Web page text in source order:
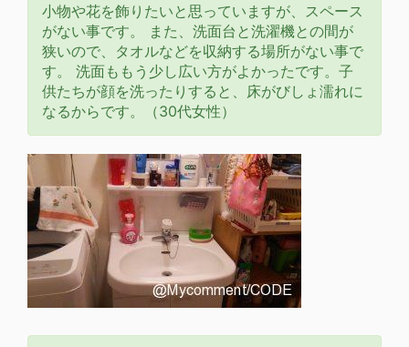
小物や花を飾りたいと思っていますが、スペース
がない事です。 また、洗面台と洗濯機との間が
狭いので、タオルなどを収納する場所がない事で
す。 洗面ももう少し広い方がよかったです。子
供たちが顔を洗ったりすると、床がびしょ濡れに
なるからです。（30代女性）